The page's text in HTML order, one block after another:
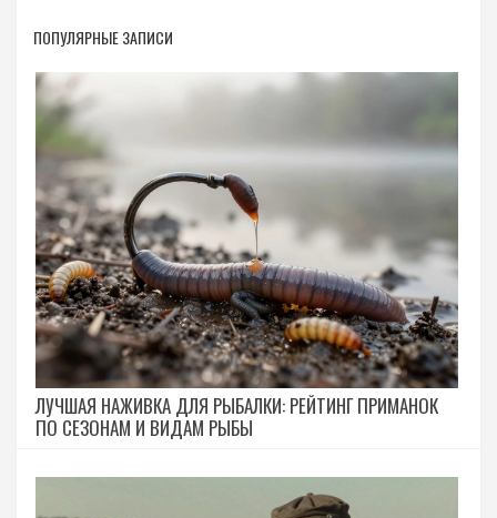
ПОПУЛЯРНЫЕ ЗАПИСИ
ЛУЧШАЯ НАЖИВКА ДЛЯ РЫБАЛКИ: РЕЙТИНГ ПРИМАНОК
ПО СЕЗОНАМ И ВИДАМ РЫБЫ